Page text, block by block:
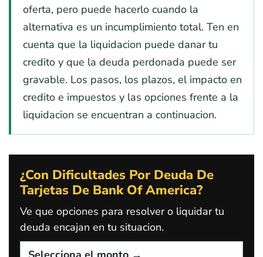
oferta, pero puede hacerlo cuando la
alternativa es un incumplimiento total. Ten en
cuenta que la liquidacion puede danar tu
credito y que la deuda perdonada puede ser
gravable. Los pasos, los plazos, el impacto en
credito e impuestos y las opciones frente a la
liquidacion se encuentran a continuacion.
¿Con Dificultades Por Deuda De
Tarjetas De Bank Of America?
Ve que opciones para resolver o liquidar tu
deuda encajan en tu situacion.